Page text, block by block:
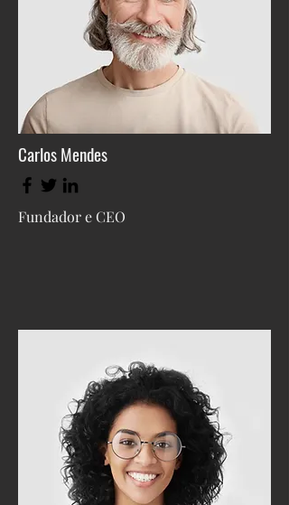
Carlos Mendes
Fundador e CEO